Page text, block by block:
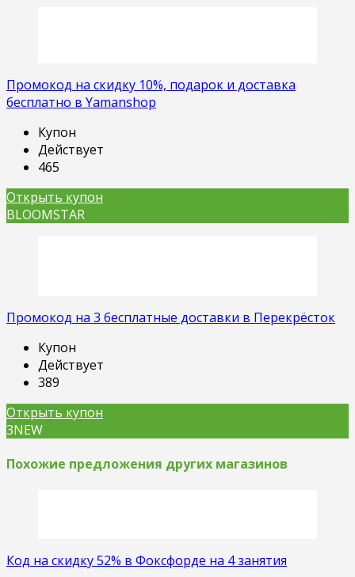
Промокод на скидку 10%, подарок и доставка
бесплатно в Yamanshop
Купон
Действует
465
Открыть купон
BLOOMSTAR
Промокод на 3 бесплатные доставки в Перекрёсток
Купон
Действует
389
Открыть купон
3NEW
Похожие предложения других магазинов
Код на скидку 52% в Фоксфорде на 4 занятия